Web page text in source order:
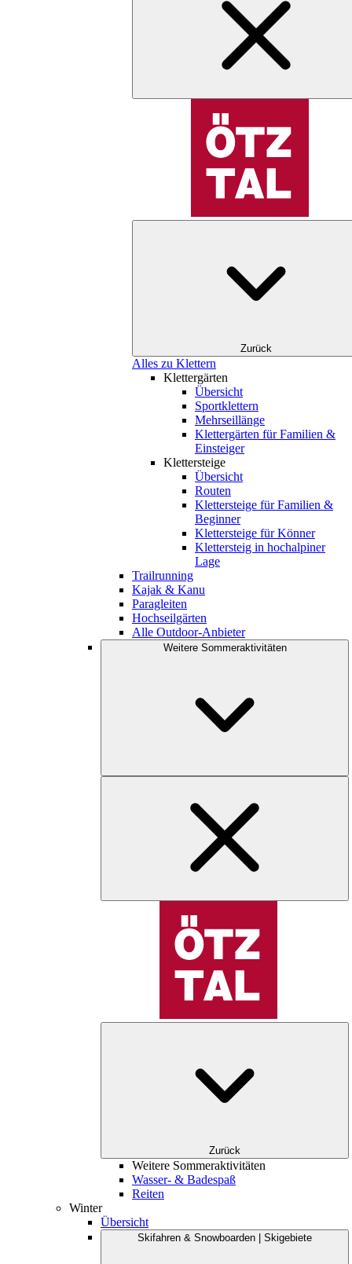
Zurück
Alles zu Klettern
Klettergärten
Übersicht
Sportklettern
Mehrseillänge
Klettergärten für Familien &
Einsteiger
Klettersteige
Übersicht
Routen
Klettersteige für Familien &
Beginner
Klettersteige für Könner
Klettersteig in hochalpiner
Lage
Trailrunning
Kajak & Kanu
Paragleiten
Hochseilgärten
Alle Outdoor-Anbieter
Weitere Sommeraktivitäten
Zurück
Weitere Sommeraktivitäten
Wasser- & Badespaß
Reiten
Winter
Übersicht
Skifahren & Snowboarden | Skigebiete